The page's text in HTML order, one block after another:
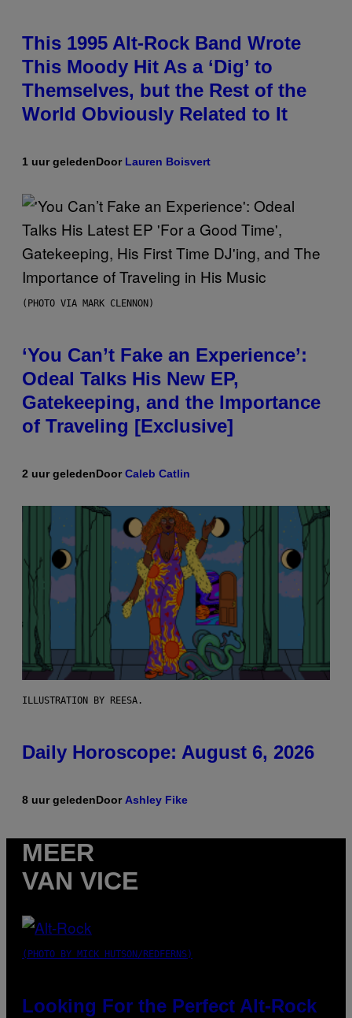
This 1995 Alt-Rock Band Wrote
This Moody Hit As a ‘Dig’ to
Themselves, but the Rest of the
World Obviously Related to It
1 uur geledenDoor Lauren Boisvert
(PHOTO VIA MARK CLENNON)
‘You Can’t Fake an Experience’:
Odeal Talks His New EP,
Gatekeeping, and the Importance
of Traveling [Exclusive]
2 uur geledenDoorCaleb Catlin
ILLUSTRATION BY REESA.
Daily Horoscope: August 6, 2026
8 uur geledenDoor Ashley Fike
MEER
VAN VICE
(PHOTO BY MICK HUTSON/REDFERNS)
Looking For the Perfect Alt-Rock